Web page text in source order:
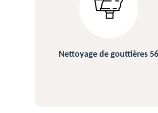
de gouttières 56
changement et